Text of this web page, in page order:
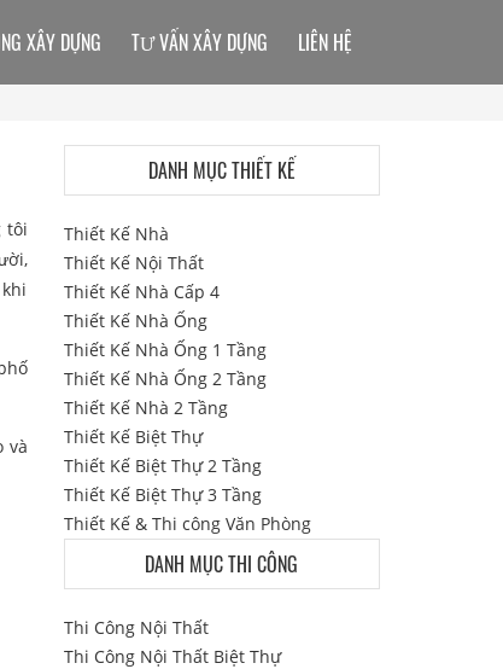
tôi
và
XÂY DỰNG TƯ VẤN XÂY DỰNG LIÊN HỆ
DANH MỤC THIẾT KẾ
Thiết Kế Nhà
Thiết Kế Nội Thất
Thiết Kế Nhà Cấp 4
Thiết Kế Nhà Ống
Thiết Kế Nhà Ống 1 Tầng
Thiết Kế Nhà Ống 2 Tầng
Thiết Kế Nhà 2 Tầng
Thiết Kế Biệt Thự
Thiết Kế Biệt Thự 2 Tầng
Thiết Kế Biệt Thự 3 Tầng
Thiết Kế & Thi công Văn Phòng
DANH MỤC THI CÔNG
Thi Công Nội Thất
Thi Công Nội Thất Biệt Thự